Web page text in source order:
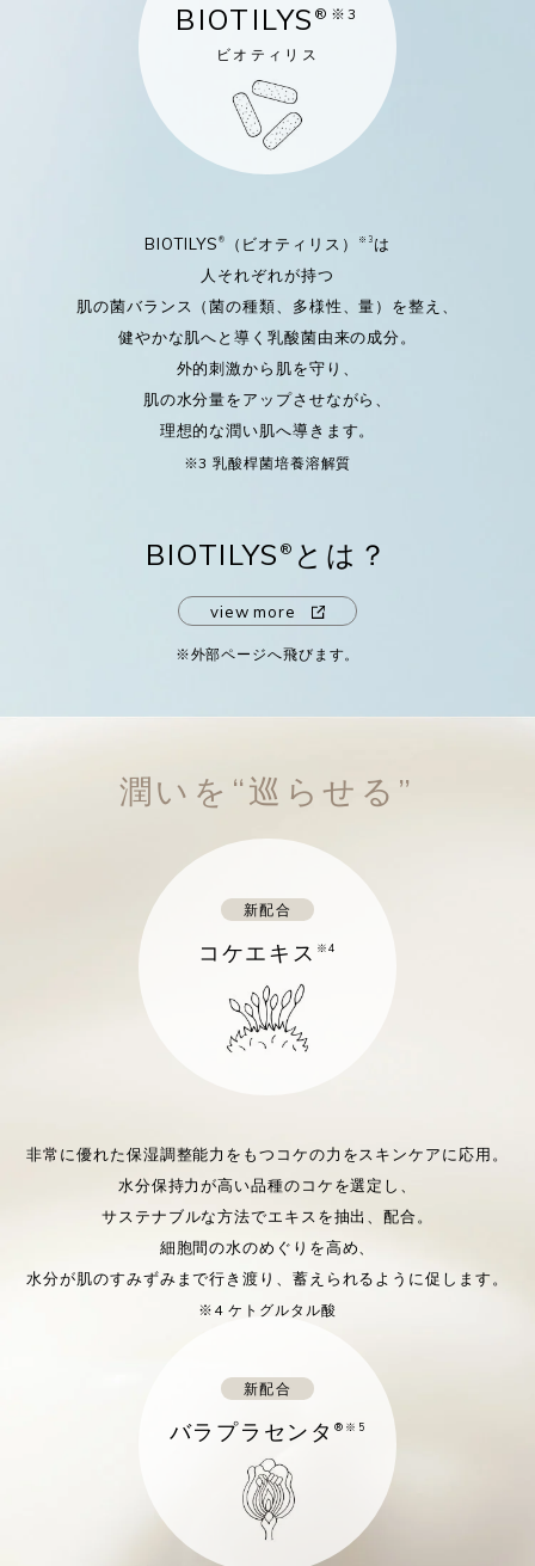
BIOTILYS ®※3
ビオティリス
BIOTILYS ® （ビオティリス） ※3 は
人それぞれが持つ
肌の菌バランス（菌の種類、多様性、量）を整え、
健やかな肌へと導く乳酸菌由来の成分。
外的刺激から肌を守り、
肌の水分量をアップさせながら、
理想的な潤い肌へ導きます。
※3 乳酸桿菌培養溶解質
BIOTILYS ® とは？
view more
※外部ページへ飛びます。
潤いを“巡らせる”
新配合
コケエキス ※4
非常に優れた保湿調整能力をもつコケの力をスキンケアに応用。
水分保持力が高い品種のコケを選定し、
サステナブルな方法でエキスを抽出、配合。
細胞間の水のめぐりを高め、
水分が肌のすみずみまで行き渡り、蓄えられるように促します。
※4 ケトグルタル酸
新配合
バラプラセンタ®※5